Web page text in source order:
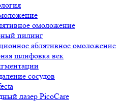
омоложение
пилинг
аблятивное омоложение
шлифовка век
сосудов
лазер PicoCare